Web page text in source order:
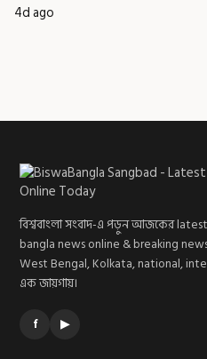
4d ago
বিশ্ববাংলা সংবাদ-এ পড়ুন আজকের
bangla news online & breaking
West Bengal, Kolkata, national,
এক জায়গায়।
f ▶